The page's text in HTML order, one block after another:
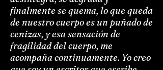
finalmente se quema, lo que queda
de nuestro cuerpo es un puñado de
cenizas, y esa sensación de
fragilidad del cuerpo, me
acompaña continuamente. Yo creo